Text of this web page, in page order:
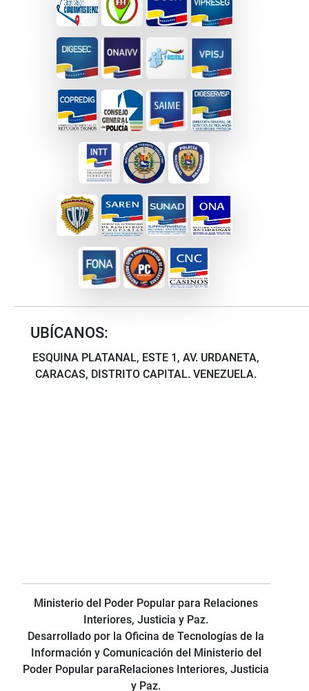
UBÍCANOS:
ESQUINA PLATANAL, ESTE 1, AV. URDANETA,
CARACAS, DISTRITO CAPITAL. VENEZUELA.
Ministerio del Poder Popular para Relaciones
Interiores, Justicia y Paz.
Desarrollado por la Oficina de Tecnologías de la
Información y Comunicación del Ministerio del
Poder Popular paraRelaciones Interiores, Justicia
y Paz.